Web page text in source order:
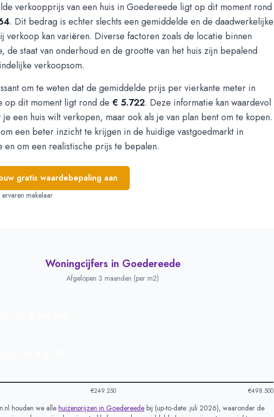
verkoopprijs van een huis in Goedereede ligt op dit moment rond
. Dit bedrag is echter slechts een gemiddelde en de daadwerkelijke
verkoop kan variëren. Diverse factoren zoals de locatie binnen
de staat van onderhoud en de grootte van het huis zijn bepalend
verkoopsom.
om te weten dat de gemiddelde prijs per vierkante meter in
op dit moment ligt rond de € 5.722. Deze informatie kan waardevol
een huis wilt verkopen, maar ook als je van plan bent om te kopen.
een beter inzicht te krijgen in de huidige vastgoedmarkt in
en om een realistische prijs te bepalen.
gratis waardebepaling aan
makelaar
Woningcijfers in Goedereede
Afgelopen 3 maanden (per m2)
m2
per m2
€249.250 €498.500
houden we alle huizenprijzen in Goedereede bij (up-to-date: juli 2026), waaronder de